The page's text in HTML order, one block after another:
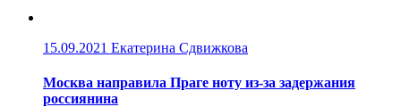
15.09.2021 Екатерина Сдвижкова
Москва направила Праге ноту из-за задержания
россиянина